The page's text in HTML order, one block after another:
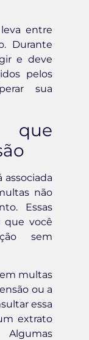
entre
Durante
e deve
pelos
sua
que
associada
não
Essas
que você
sem
multas
ou a
essa
extrato